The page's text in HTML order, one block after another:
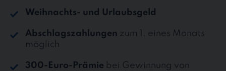
Weihnachts- und Urlaubsgeld
Abschlagszahlungen zum 1. eines Monats
möglich
300-Euro-Prämie bei Gewinnung von